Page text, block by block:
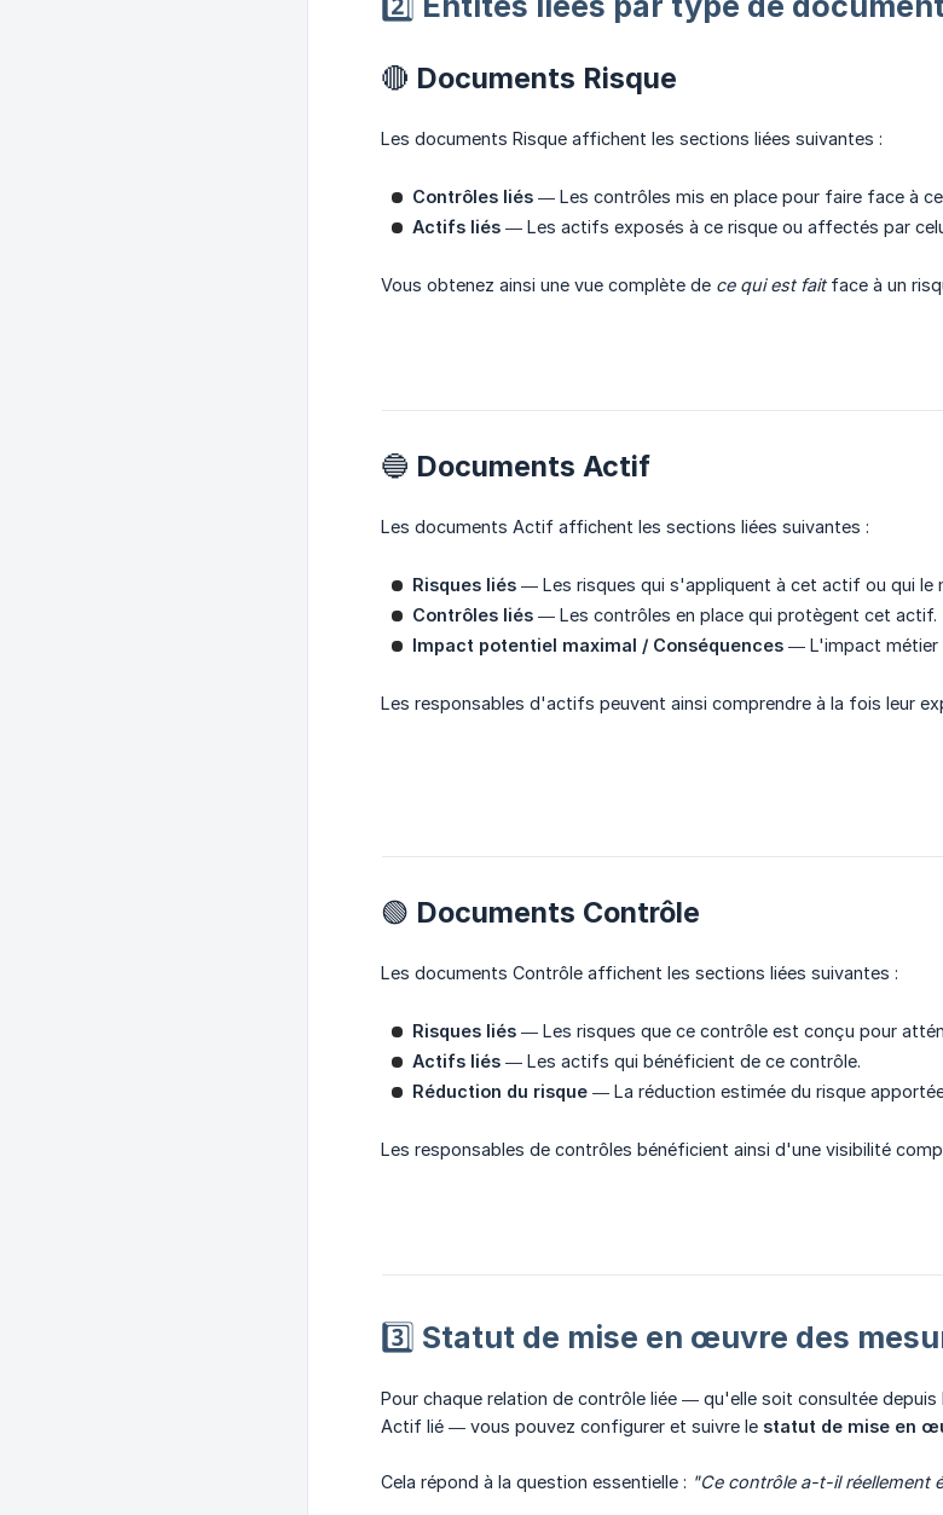
🔴 Documents Risque
Les documents Risque affichent les sections liées suivantes :
Contrôles liés — Les contrôles mis en place pour faire face à
Actifs liés — Les actifs exposés à ce risque ou affectés par
Vous obtenez ainsi une vue complète de ce qui est faitface à un
🔵 Documents Actif
Les documents Actif affichent les sections liées suivantes :
Risques liés — Les risques qui s'appliquent à cet actif ou qui le
Contrôles liés — Les contrôles en place qui protègent cet actif.
Impact potentiel maximal / Conséquences — L'impact métier
Les responsables d'actifs peuvent ainsi comprendre à la fois leur
🟢 Documents Contrôle
Les documents Contrôle affichent les sections liées suivantes :
Risques liés — Les risques que ce contrôle est conçu pour
Actifs liés — Les actifs qui bénéficient de ce contrôle.
Réduction du risque — La réduction estimée du risque
Les responsables de contrôles bénéficient ainsi d'une visibilité
3️⃣ Statut de mise en œuvre des
Pour chaque relation de contrôle liée — qu'elle soit consultée
Actif lié — vous pouvez configurer et suivre le statut de mise en
Cela répond à la question essentielle : "Ce contrôle a-t-il réellement